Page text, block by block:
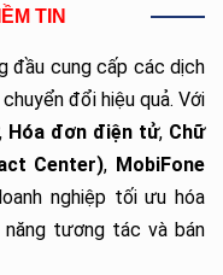
TIN
đầu cung cấp các dịch
đổi hiệu quả. Với
, Hóa đơn điện tử, Chữ
Center), MobiFone
nghiệp tối ưu hóa
năng tương tác và bán